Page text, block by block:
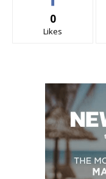
0
Likes